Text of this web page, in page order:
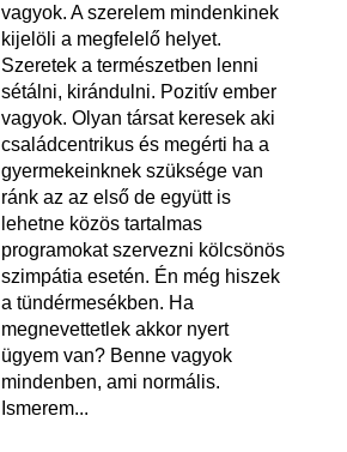
vagyok. A szerelem mindenkinek
kijelöli a megfelelő helyet.
Szeretek a természetben lenni
sétálni, kirándulni. Pozitív ember
vagyok. Olyan társat keresek aki
családcentrikus és megérti ha a
gyermekeinknek szüksége van
ránk az az első de együtt is
lehetne közös tartalmas
programokat szervezni kölcsönös
szimpátia esetén. Én még hiszek
a tündérmesékben. Ha
megnevettetlek akkor nyert
ügyem van? Benne vagyok
mindenben, ami normális.
Ismerem...